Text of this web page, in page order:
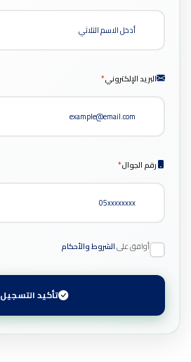
البريد الإلكتروني*
رقم الجوال*
أوافق علىالشروط والأحكام
تأكيد التسجيل